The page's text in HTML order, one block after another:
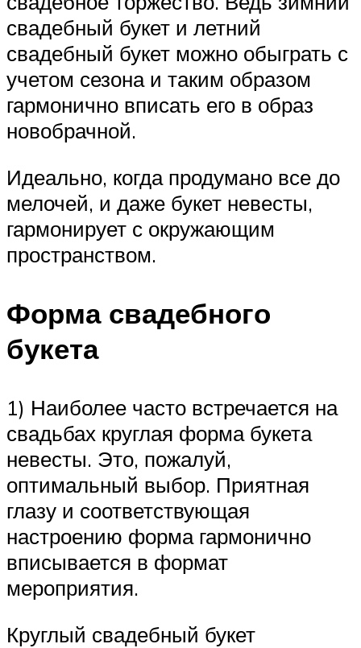
свадебный букет и летний
свадебный букет можно обыграть с
учетом сезона и таким образом
гармонично вписать его в образ
новобрачной.
Идеально, когда продумано все до
мелочей, и даже букет невесты,
гармонирует с окружающим
пространством.
Форма свадебного
букета
1) Наиболее часто встречается на
свадьбах круглая форма букета
невесты. Это, пожалуй,
оптимальный выбор. Приятная
глазу и соответствующая
настроению форма гармонично
вписывается в формат
мероприятия.
Круглый свадебный букет